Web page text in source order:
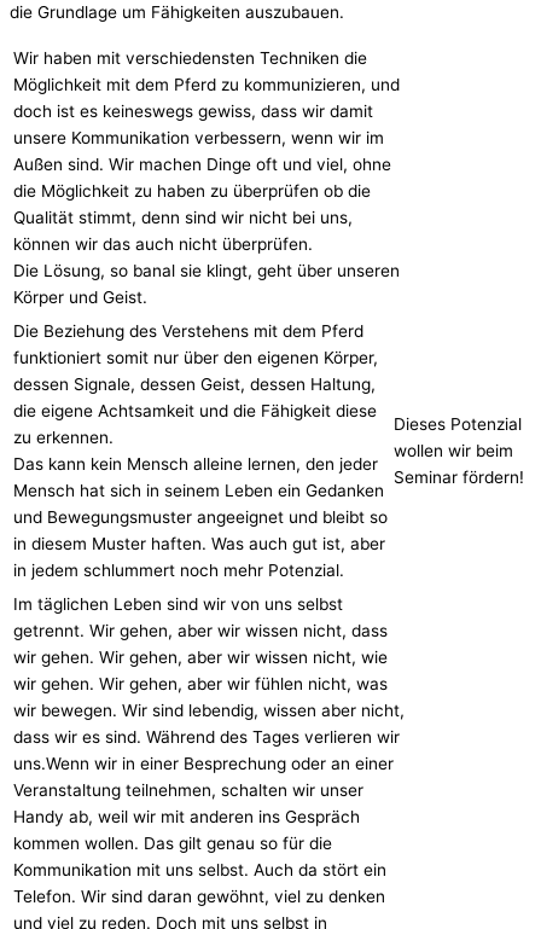
die Grundlage um Fähigkeiten auszubauen.
Wir haben mit verschiedensten Techniken die
Möglichkeit mit dem Pferd zu kommunizieren, und
doch ist es keineswegs gewiss, dass wir damit
unsere Kommunikation verbessern, wenn wir im
Außen sind. Wir machen Dinge oft und viel, ohne
die Möglichkeit zu haben zu überprüfen ob die
Qualität stimmt, denn sind wir nicht bei uns,
können wir das auch nicht überprüfen.
Die Lösung, so banal sie klingt, geht über unseren
Körper und Geist.
Die Beziehung des Verstehens mit dem Pferd
funktioniert somit nur über den eigenen Körper,
dessen Signale, dessen Geist, dessen Haltung,
die eigene Achtsamkeit und die Fähigkeit diese
zu erkennen.
Das kann kein Mensch alleine lernen, den jeder
Mensch hat sich in seinem Leben ein Gedanken
und Bewegungsmuster angeeignet und bleibt so
in diesem Muster haften. Was auch gut ist, aber
in jedem schlummert noch mehr Potenzial.
Dieses Potenzial
wollen wir beim
Seminar fördern!
Im täglichen Leben sind wir von uns selbst
getrennt. Wir gehen, aber wir wissen nicht, dass
wir gehen. Wir gehen, aber wir wissen nicht, wie
wir gehen. Wir gehen, aber wir fühlen nicht, was
wir bewegen. Wir sind lebendig, wissen aber nicht,
dass wir es sind. Während des Tages verlieren wir
uns.Wenn wir in einer Besprechung oder an einer
Veranstaltung teilnehmen, schalten wir unser
Handy ab, weil wir mit anderen ins Gespräch
kommen wollen. Das gilt genau so für die
Kommunikation mit uns selbst. Auch da stört ein
Telefon. Wir sind daran gewöhnt, viel zu denken
und viel zu reden. Doch mit uns selbst in